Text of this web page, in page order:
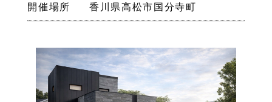
開催場所 香川県高松市国分寺町